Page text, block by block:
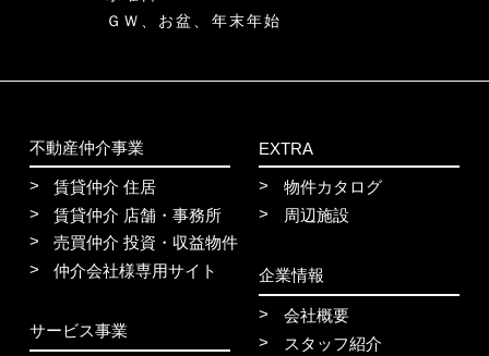
ＧＷ、お盆、年末年始
不動産仲介事業
賃貸仲介 住居
賃貸仲介 店舗・事務所
売買仲介 投資・収益物件
仲介会社様専用サイト
サービス事業
EXTRA
物件カタログ
周辺施設
企業情報
会社概要
スタッフ紹介